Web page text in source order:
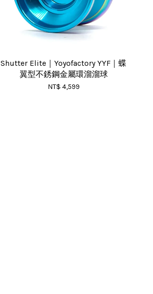
Shutter Elite｜Yoyofactory YYF｜蝶
翼型不銹鋼金屬環溜溜球
NT$ 4,599